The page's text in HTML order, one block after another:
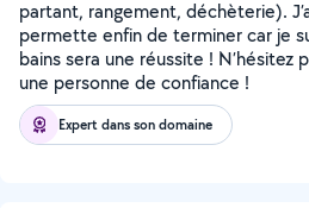
partant, rangement, déchèterie).
permette enfin de terminer car je
bains sera une réussite ! N’hésitez
une personne de confiance !
Expert dans son domaine